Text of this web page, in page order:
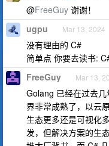
@FreeGuy 谢谢！
ugpu Mar 13, 2024
没有理由的 C#
简单点 你要去读书:
FreeGuy Mar 13,
Golang 已经在过去
界非常成熟了，以云
生态更多还是可视化
发，但解决方案的生